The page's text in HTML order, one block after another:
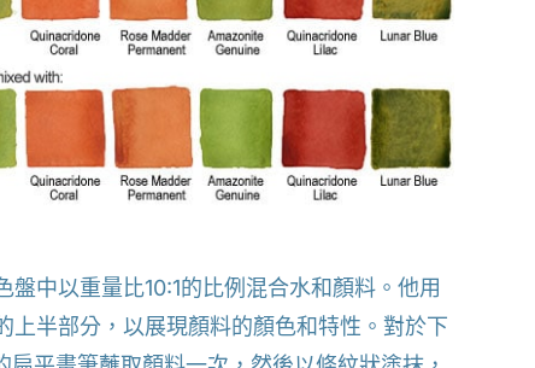
盤中以重量比10:1的比例混合水和顏料。他用
上半部分，以展現顏料的顏色和特性。對於下